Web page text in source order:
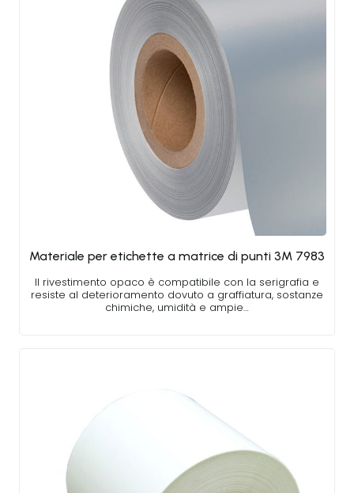
Materiale per etichette a matrice di punti 3M 7983
Il rivestimento opaco è compatibile con la serigrafia e
resiste al deterioramento dovuto a graffiatura, sostanze
chimiche, umidità e ampie…